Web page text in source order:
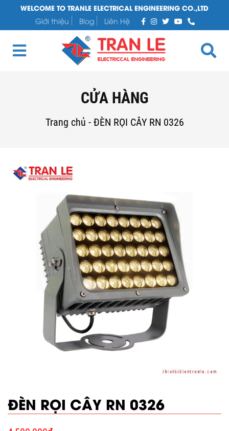
WELCOME TO TRANLE ELECTRICAL ENGINEERING CO.,LTD
Giới thiệu
Blog Liên Hệ
CỬA HÀNG
Trang chủ - ĐÈN RỌI CÂY RN 0326
ĐÈN RỌI CÂY RN 0326